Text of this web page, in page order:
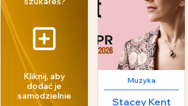
Kliknij, aby
dodać je
samodzielnie
Muzyka
Stacey Kent